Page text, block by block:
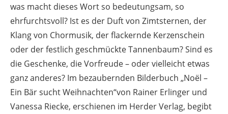
was macht dieses Wort so bedeutungsam, so
ehrfurchtsvoll? Ist es der Duft von Zimtsternen, der
Klang von Chormusik, der flackernde Kerzenschein
oder der festlich geschmückte Tannenbaum? Sind es
die Geschenke, die Vorfreude – oder vielleicht etwas
ganz anderes? Im bezaubernden Bilderbuch „Noël –
Ein Bär sucht Weihnachten“von Rainer Erlinger und
Vanessa Riecke, erschienen im Herder Verlag, begibt